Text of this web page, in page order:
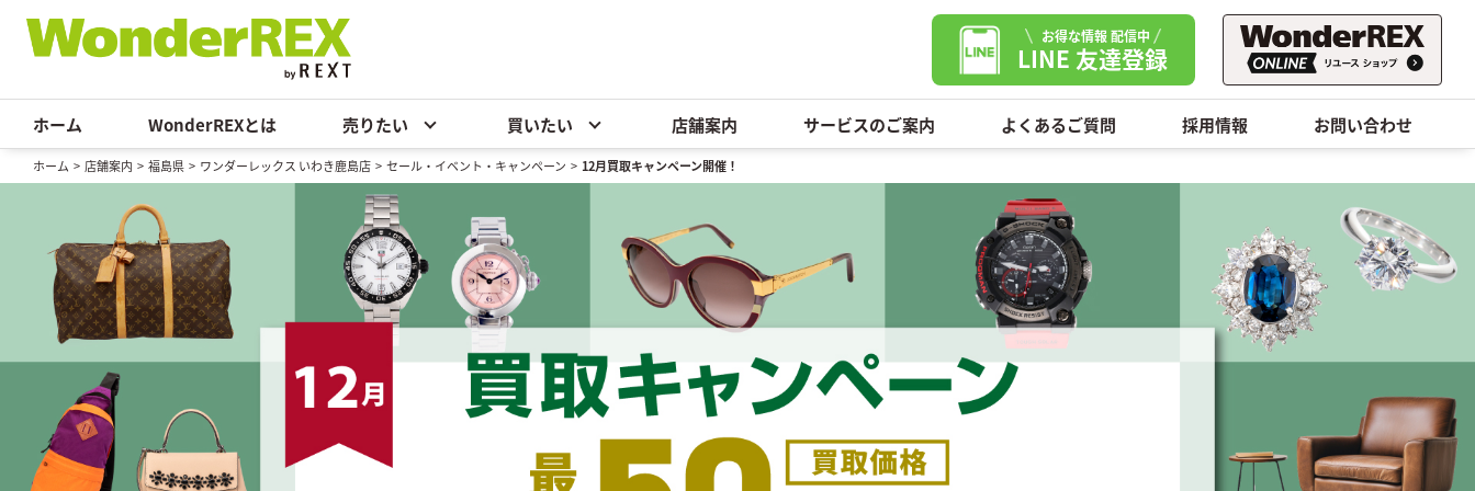
お得な情報 配信中
LINE 友達登録
ホーム WonderREXとは 売りたい 買いたい 店舗案内 サービスのご案内 よくあるご質問 採用情報 お問い合わせ
ホーム > 店舗案内 > 福島県 > ワンダーレックス いわき鹿島店 > セール・イベント・キャンペーン > 12月買取キャンペーン開催！